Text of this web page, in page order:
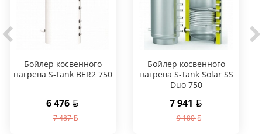
Бойлер косвенного
нагрева S-Tank BER2 750
6 476
7 487
Бойлер косвенного
нагрева S-Tank Solar SS
Duo 750
7 941
9 180